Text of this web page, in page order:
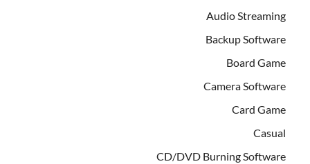
Audio Streaming
Backup Software
Board Game
Camera Software
Card Game
Casual
CD/DVD Burning Software